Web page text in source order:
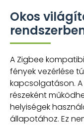
Okos
A Zigbee
fények vezérlése
kapcsolgatáson.
részeként
helyiségek
állapotához. Ez